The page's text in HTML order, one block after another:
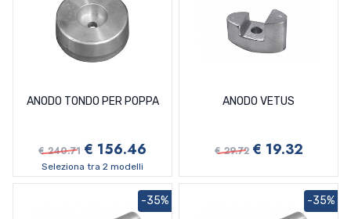
ANODO TONDO PER POPPA
€ 240.71 € 156.46
Seleziona tra 2 modelli
ANODO VETUS
€ 29.72 € 19.32
-35% -35%